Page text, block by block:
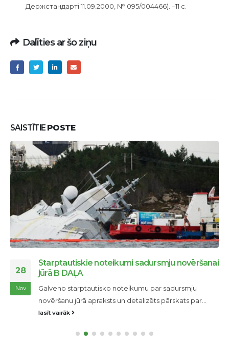
Держстандарті 11.09.2000, № 095/004466). –11 с.
Dalīties ar šo ziņu
SAISTĪTIE POSTE
28
Nov
Starptautiskie noteikumi sadursmju novēršanai
jūrā B DAĻA
Galveno starptautisko noteikumu par sadursmju
novēršanu jūrā apraksts un detalizēts pārskats par...
lasīt vairāk